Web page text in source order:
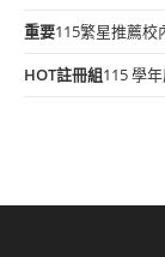
重要115繁星推薦校
HOT註冊組115 學